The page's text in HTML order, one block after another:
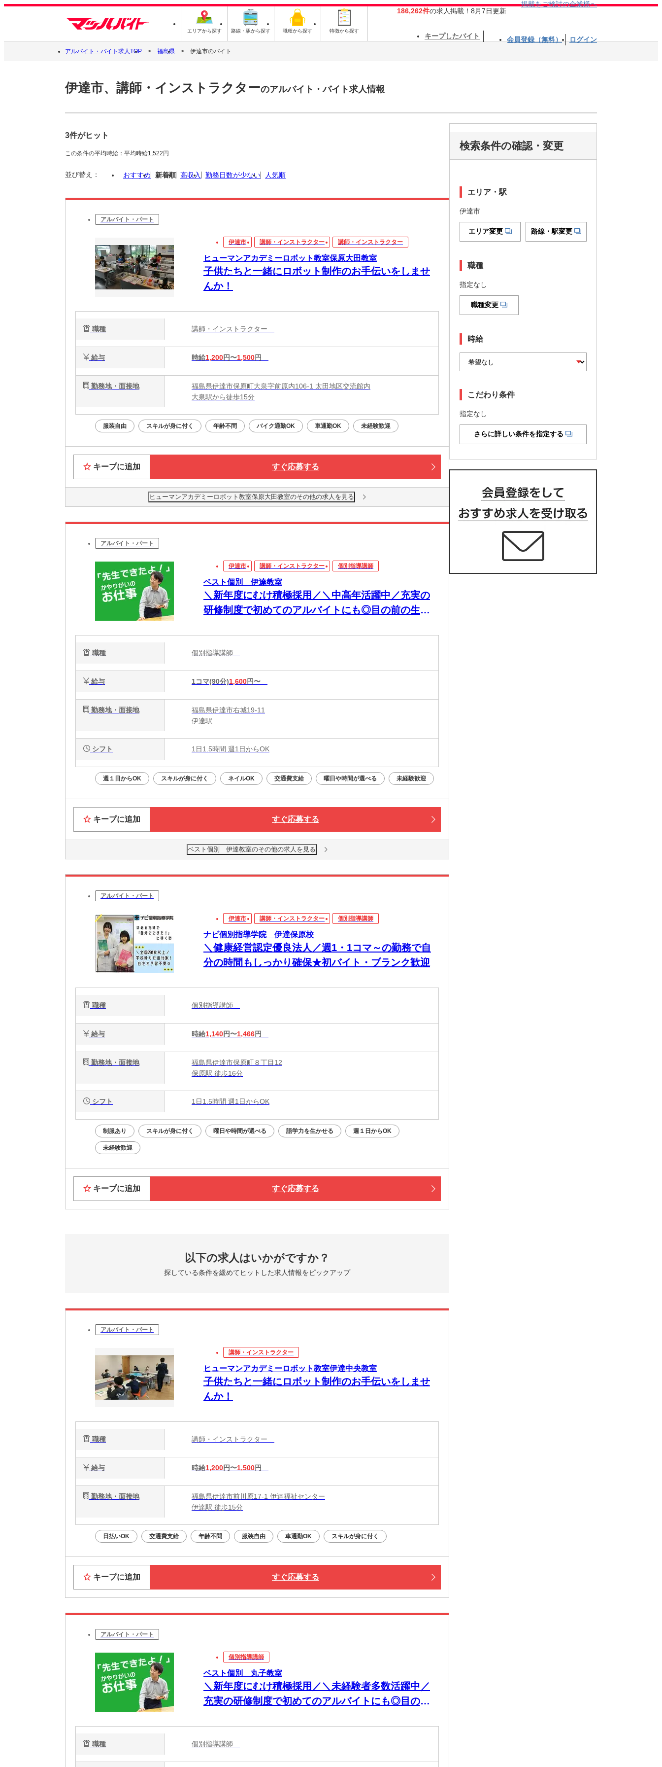
エリアから探す 路線・駅から探す 職種から探す 特徴から探す
186,262件の求人掲載！8月7日更新
掲載をご検討の企業様へ
キープしたバイト 会員登録（無料） ログイン
アルバイト・バイト求人TOP 福島県 伊達市のバイト
伊達市、講師・インストラクターのアルバイト・バイト求人情報
3件がヒット
この条件の平均時給：平均時給1,522円
並び替え： おすすめ 新着順 高収入 勤務日数が少ない 人気順
アルバイト・パート
伊達市 講師・インストラクター 講師・インストラクター
ヒューマンアカデミーロボット教室保原大田教室
子供たちと一緒にロボット制作のお手伝いをしませ
んか！
職種 講師・インストラクター
給与 時給1,200円〜1,500円
勤務地・面接地
福島県伊達市保原町大泉字前原内106-1 太田地区交流館内
大泉駅から徒歩15分
服装自由 スキルが身に付く 年齢不問 バイク通勤OK 車通勤OK 未経験歓迎
キープに追加 すぐ応募する
ヒューマンアカデミーロボット教室保原大田教室のその他の求人を見る
アルバイト・パート
伊達市 講師・インストラクター 個別指導講師
ベスト個別 伊達教室
＼新年度にむけ積極採用／＼中高年活躍中／充実の
研修制度で初めてのアルバイトにも◎目の前の生徒
職種 個別指導講師
給与 1コマ(90分)1,600円〜
勤務地・面接地
福島県伊達市右城19-11
伊達駅
シフト 1日1.5時間 週1日からOK
週１日からOK スキルが身に付く ネイルOK 交通費支給 曜日や時間が選べる 未経験歓迎
キープに追加 すぐ応募する
ベスト個別 伊達教室のその他の求人を見る
アルバイト・パート
伊達市 講師・インストラクター 個別指導講師
ナビ個別指導学院 伊達保原校
＼健康経営認定優良法人／週1・1コマ～の勤務で自
分の時間もしっかり確保★初バイト・ブランク歓迎
職種 個別指導講師
給与 時給1,140円〜1,466円
勤務地・面接地
福島県伊達市保原町８丁目12
保原駅 徒歩16分
シフト 1日1.5時間 週1日からOK
制服あり スキルが身に付く 曜日や時間が選べる 語学力を生かせる 週１日からOK
未経験歓迎
キープに追加 すぐ応募する
以下の求人はいかがですか？
探している条件を緩めてヒットした求人情報をピックアップ
アルバイト・パート
講師・インストラクター
ヒューマンアカデミーロボット教室伊達中央教室
子供たちと一緒にロボット制作のお手伝いをしませ
んか！
職種 講師・インストラクター
給与 時給1,200円〜1,500円
勤務地・面接地
福島県伊達市前川原17-1 伊達福祉センター
伊達駅 徒歩15分
日払いOK 交通費支給 年齢不問 服装自由 車通勤OK スキルが身に付く
キープに追加 すぐ応募する
アルバイト・パート
個別指導講師
ベスト個別 丸子教室
＼新年度にむけ積極採用／＼未経験者多数活躍中／
充実の研修制度で初めてのアルバイトにも◎目の前
職種 個別指導講師
検索条件の確認・変更
エリア・駅
伊達市
エリア変更 路線・駅変更
職種
指定なし
職種変更
時給
こだわり条件
指定なし
さらに詳しい条件を指定する